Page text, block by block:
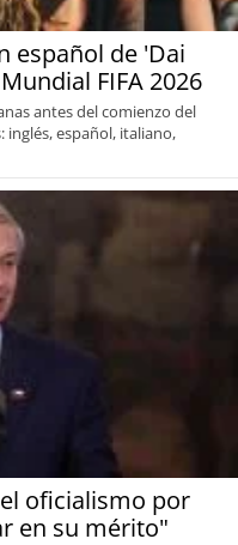
español de 'Dai
FIFA 2026
antes del comienzo del
inglés, español, italiano,
oficialismo por
en su mérito"